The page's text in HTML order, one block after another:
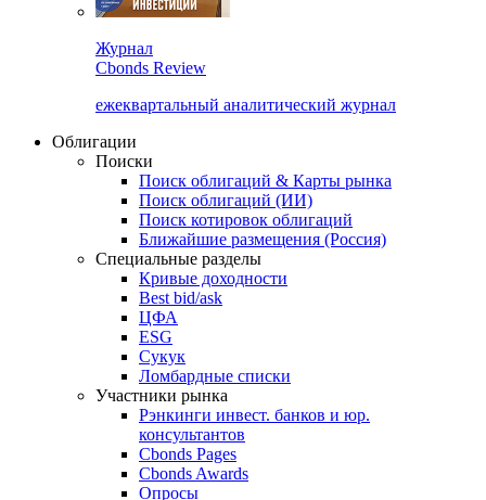
Cbonds Review
ежеквартальный аналитический журнал
Облигации
Поиски
Поиск облигаций & Карты рынка
Поиск облигаций (ИИ)
Поиск котировок облигаций
Ближайшие размещения (Россия)
Специальные разделы
Кривые доходности
Best bid/ask
ЦФА
ESG
Сукук
Ломбардные списки
Участники рынка
Рэнкинги инвест. банков и юр.